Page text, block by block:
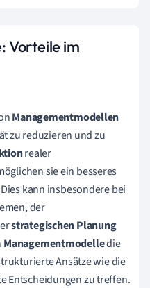
Vorteile im
Managementmodellen
zu reduzieren und zu
realer
sie ein besseres
kann insbesondere bei
der
strategischen Planung
Managementmodelledie
Ansätze wie die
Entscheidungen zu treffen.